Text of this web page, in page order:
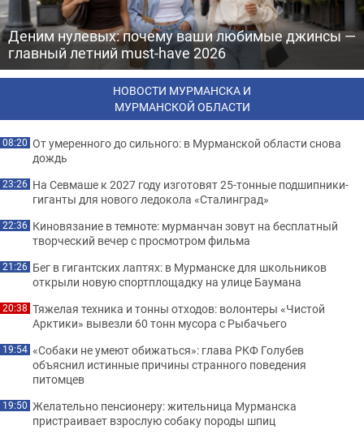
Деним нулевых: почему ваши любимые джинсы —
главный летний must-have 2026
НОВОСТИ МУРМАНСКА И
МУРМАНСКОЙ ОБЛАСТИ
08:20 От умеренного до сильного: в Мурманской области снова
дождь
23:26 На Севмаше к 2027 году изготовят 25-тонные подшипники-
гиганты для нового ледокола «Сталинград»
22:36 Киновязание в темноте: мурманчан зовут на бесплатный
творческий вечер с просмотром фильма
21:26 Бег в гигантских лаптях: в Мурманске для школьников
открыли новую спортплощадку на улице Баумана
20:38 Тяжелая техника и тонны отходов: волонтеры «Чистой
Арктики» вывезли 60 тонн мусора с Рыбачьего
19:54 «Собаки не умеют обижаться»: глава РКФ Голубев
объяснил истинные причины странного поведения
питомцев
19:50 Желательно пенсионеру: жительница Мурманска
пристраивает взрослую собаку породы шпиц